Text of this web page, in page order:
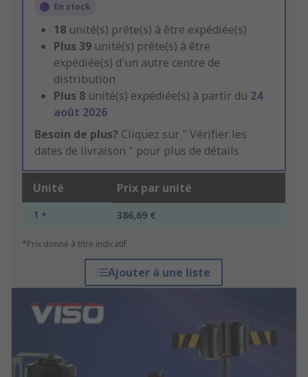
En stock
18 unité(s) prête(s) à être expédiée(s)
Plus 39 unité(s) prête(s) à être
expédiée(s) d'un autre centre de
distribution
Plus 8 unité(s) expédiée(s) à partir du 24
août 2026
Besoin de plus? Cliquez sur " Vérifier les
dates de livraison " pour plus de détails
Unité Prix par unité
1 + 386,69 €
*Prix donné à titre indicatif
Ajouter à une liste